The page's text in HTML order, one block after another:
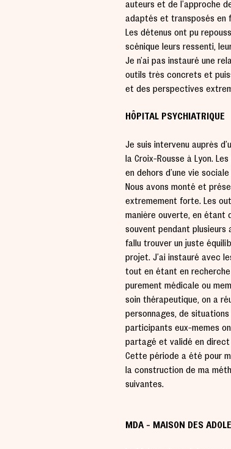
auteurs et de l’approche
adaptés et transposés en
Les détenus ont pu
scénique leurs ressenti,
Je n’ai pas instauré une
outils très concrets et
et des perspectives
HÔPITAL PSYCHIATRIQUE
Je suis intervenu auprès
la Croix-Rousse à Lyon.
en dehors d’une vie
Nous avons monté et
extrêmement forte. Les
manière ouverte, en étant
souvent pendant plusieurs
fallu trouver un juste
projet. J’ai instauré avec
tout en étant en recherche
purement médicale ou
soin thérapeutique, on a
personnages, de
participants eux-mêmes
partagé et validé en
Cette période a été pour
la construction de ma
suivantes.
MDA - MAISON DES